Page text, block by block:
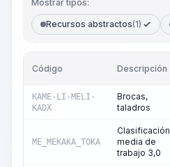
Mostrar tipos:
Recursos abstractos(1)
Código Descripción
KAME-LI-MELI-
KADX
Brocas,
taladros
ME_MEKAKA_TOKA
Clasificación
media de
trabajo 3,0